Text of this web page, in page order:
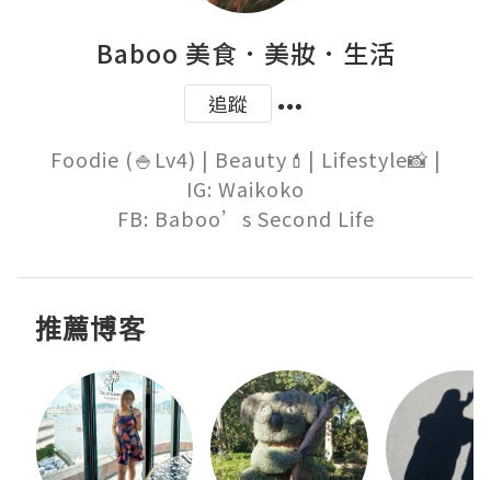
Baboo 美食．美妝．生活
追蹤
Foodie (🍚Lv4) | Beauty💄| Lifestyle📸 |
IG: Waikoko
FB: Baboo’s Second Life
推薦博客